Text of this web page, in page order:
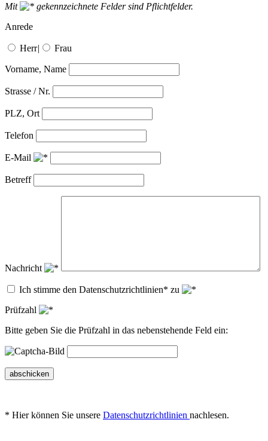
Mit
gekennzeichnete Felder sind Pflichtfelder.
Anrede
Herr| Frau
Vorname, Name
Strasse / Nr.
PLZ, Ort
Telefon
E-Mail
Betreff
Nachricht
Ich stimme den Datenschutzrichtlinien* zu
Prüfzahl
Bitte geben Sie die Prüfzahl in das nebenstehende Feld ein:
abschicken
* Hier können Sie unsere Datenschutzrichtlinien nachlesen.